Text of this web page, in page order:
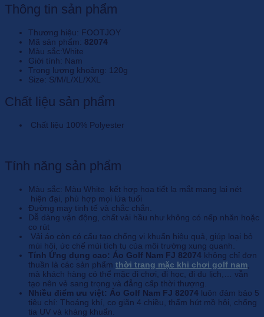
Thông tin sản phẩm
Thương hiệu: FOOTJOY
Mã sản phẩm: 82074
Màu sắc:White
Giới tính: Nam
Trọng lượng khoảng: 120g
Size: S/M/L/XL/XXL
Chất liệu sản phẩm
Chất liệu 100% Polyester
Tính năng sản phẩm
Màu sắc: Màu White kết hợp họa tiết lạ mắt mang lại nét
hiện đại, phù hợp mọi lứa tuổi
Đường may tinh tế và chắc chắn.
Dễ dàng vận động, chất vải hầu như không có nếp nhăn hoặc
co rút
Vải áo còn có cấu tạo chống vi khuẩn hiệu quả, giúp loại bỏ
mùi hôi, ức chế mùi tích tụ của môi trường xung quanh.
Tính Ứng dụng cao: Áo Golf Nam FJ 82074 không chỉ đơn
thuần là các sản phẩm thời trang mặc khi chơi golf nam
mà khách hàng có thể mặc đi chơi, đi học, đi du lịch,… vẫn
tạo nên vẻ sang trọng và đẳng cấp thời thượng.
Nhiều điểm ưu việt: Áo Golf Nam FJ 82074 luôn đảm bảo 5
tiêu chí: Thoáng khí, co giãn 4 chiều, thấm hút mồ hôi, chống
tia UV và kháng khuẩn.